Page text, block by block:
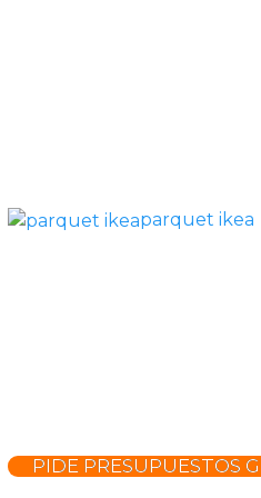
parquet ikea
PIDE PRESUPUESTOS